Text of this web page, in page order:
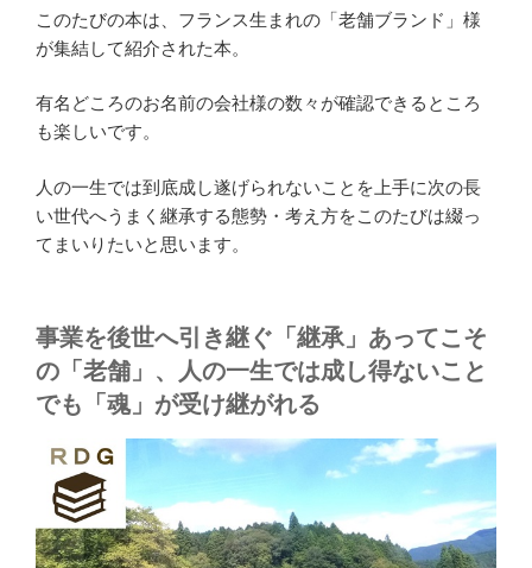
このたびの本は、フランス生まれの「老舗ブランド」様
が集結して紹介された本。
有名どころのお名前の会社様の数々が確認できるところ
も楽しいです。
人の一生では到底成し遂げられないことを上手に次の長
い世代へうまく継承する態勢・考え方をこのたびは綴っ
てまいりたいと思います。
事業を後世へ引き継ぐ「継承」あってこそ
の「老舗」、人の一生では成し得ないこと
でも「魂」が受け継がれる